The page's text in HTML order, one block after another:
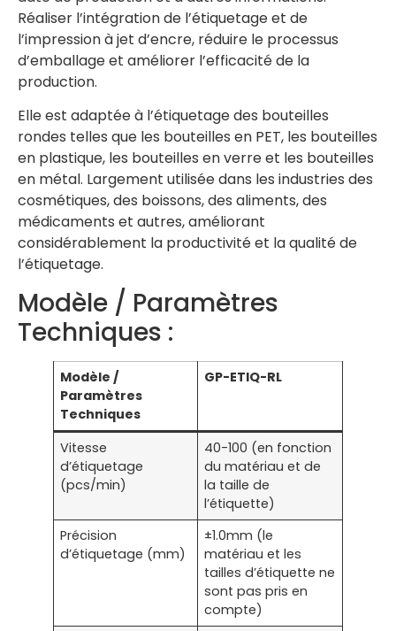
Réaliser l’intégration de l’étiquetage et de
l’impression à jet d’encre, réduire le processus
d’emballage et améliorer l’efficacité de la
production.
Elle est adaptée à l’étiquetage des bouteilles
rondes telles que les bouteilles en PET, les bouteilles
en plastique, les bouteilles en verre et les bouteilles
en métal. Largement utilisée dans les industries des
cosmétiques, des boissons, des aliments, des
médicaments et autres, améliorant
considérablement la productivité et la qualité de
l’étiquetage.
Modèle / Paramètres
Techniques :
Modèle /
Paramètres
Techniques
GP-ETIQ-RL
Vitesse
d’étiquetage
(pcs/min)
40-100 (en fonction
du matériau et de
la taille de
l’étiquette)
Précision
d’étiquetage (mm)
±1.0mm (le
matériau et les
tailles d’étiquette ne
sont pas pris en
compte)